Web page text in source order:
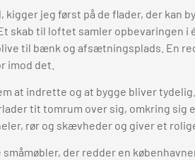
kigger jeg først på de flader, der kan
skab til loftet samler opbevaringen i
til bænk og afsætningsplads. En
imod det.
at indrette og at bygge bliver
tit tomrum over sig, omkring sig
rør og skævheder og giver et
der redder en